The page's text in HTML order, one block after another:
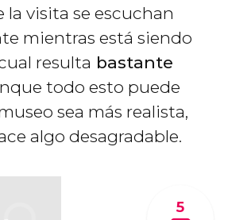
la visita se escuchan
mientras está siendo
resulta bastante
todo esto puede
sea más realista,
algo desagradable.
5